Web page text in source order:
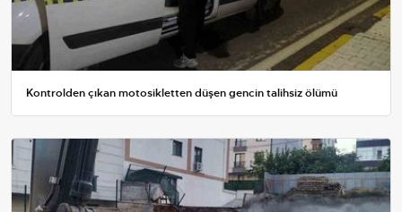
Kontrolden çıkan motosikletten düşen gencin talihsiz ölümü